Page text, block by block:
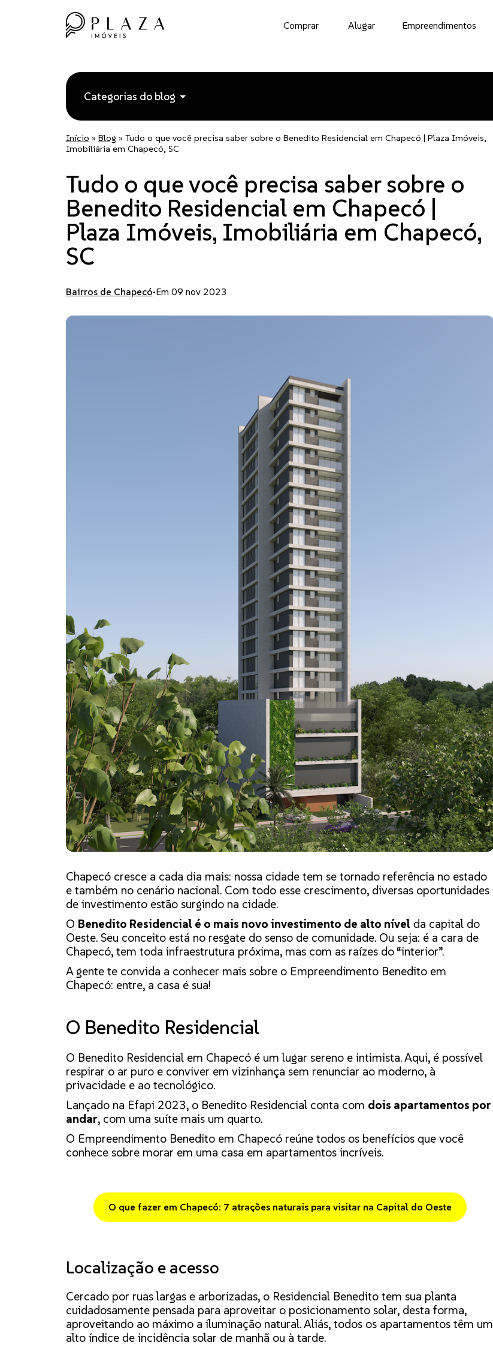
Comprar Alugar Empreendimentos
Categorias do blog
Início » Blog » Tudo o que você precisa saber sobre o Benedito Residencial em Chapecó | Plaza Imóveis,
Imobiliária em Chapecó, SC
Tudo o que você precisa saber sobre o
Benedito Residencial em Chapecó |
Plaza Imóveis, Imobiliária em Chapecó,
SC
Bairros de Chapecó•Em 09 nov 2023
Chapecó cresce a cada dia mais: nossa cidade tem se tornado referência no estado
e também no cenário nacional. Com todo esse crescimento, diversas oportunidades
de investimento estão surgindo na cidade.
O Benedito Residencial é o mais novo investimento de alto nível da capital do
Oeste. Seu conceito está no resgate do senso de comunidade. Ou seja: é a cara de
Chapecó, tem toda infraestrutura próxima, mas com as raízes do “interior”.
A gente te convida a conhecer mais sobre o Empreendimento Benedito em
Chapecó: entre, a casa é sua!
O Benedito Residencial
O Benedito Residencial em Chapecó é um lugar sereno e intimista. Aqui, é possível
respirar o ar puro e conviver em vizinhança sem renunciar ao moderno, à
privacidade e ao tecnológico.
Lançado na Efapi 2023, o Benedito Residencial conta com dois apartamentos por
andar, com uma suíte mais um quarto.
O Empreendimento Benedito em Chapecó reúne todos os benefícios que você
conhece sobre morar em uma casa em apartamentos incríveis.
O que fazer em Chapecó: 7 atrações naturais para visitar na Capital do Oeste
Localização e acesso
Cercado por ruas largas e arborizadas, o Residencial Benedito tem sua planta
cuidadosamente pensada para aproveitar o posicionamento solar, desta forma,
aproveitando ao máximo a iluminação natural. Aliás, todos os apartamentos têm um
alto índice de incidência solar de manhã ou à tarde.